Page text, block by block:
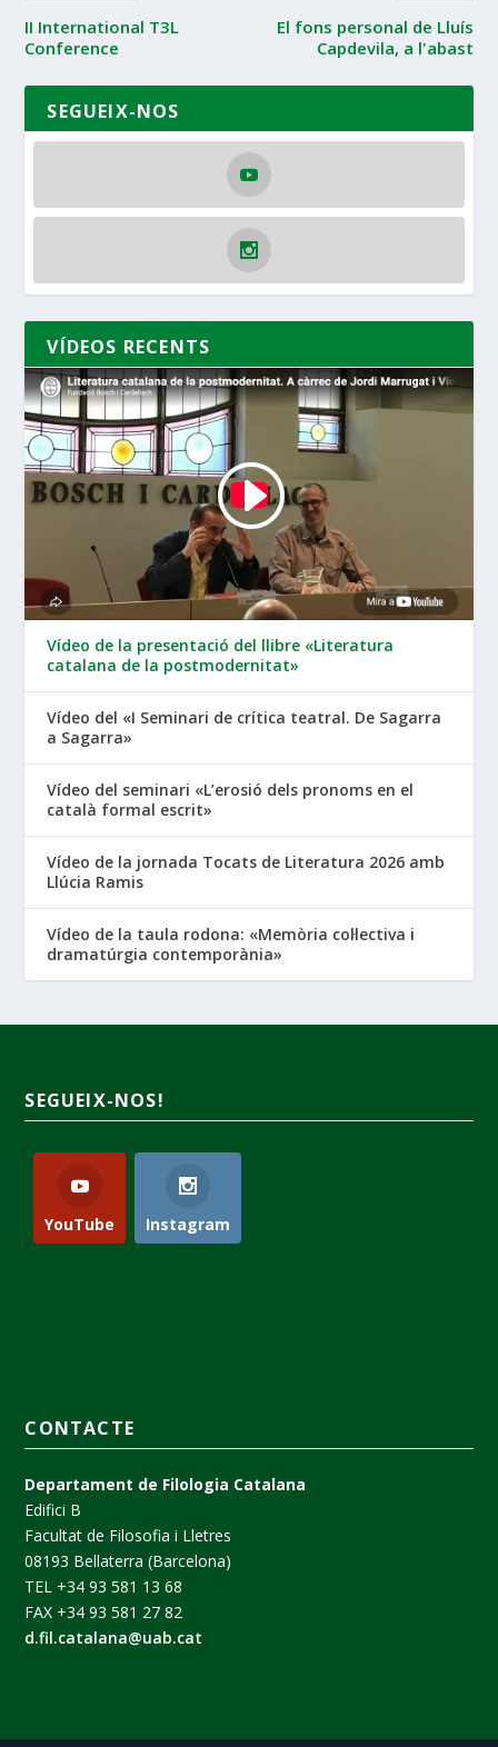
II International T3L
Conference
El fons personal de Lluís
Capdevila, a l'abast
SEGUEIX-NOS
VÍDEOS RECENTS
Vídeo de la presentació del llibre «Literatura
catalana de la postmodernitat»
Vídeo del «I Seminari de crítica teatral. De Sagarra
a Sagarra»
Vídeo del seminari «L’erosió dels pronoms en el
català formal escrit»
Vídeo de la jornada Tocats de Literatura 2026 amb
Llúcia Ramis
Vídeo de la taula rodona: «Memòria col·lectiva i
dramatúrgia contemporània»
SEGUEIX-NOS!
YouTube Instagram
CONTACTE
Departament de Filologia Catalana
Edifici B
Facultat de Filosofia i Lletres
08193 Bellaterra (Barcelona)
TEL +34 93 581 13 68
FAX +34 93 581 27 82
d.fil.catalana@uab.cat